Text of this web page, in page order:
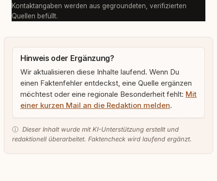
Kontaktangaben werden aus gegroundeten, verifizierten
Quellen befüllt.
Hinweis oder Ergänzung?
Wir aktualisieren diese Inhalte laufend. Wenn Du
einen Faktenfehler entdeckst, eine Quelle ergänzen
möchtest oder eine regionale Besonderheit fehlt: Mit
einer kurzen Mail an die Redaktion melden.
ⓘ Dieser Inhalt wurde mit KI-Unterstützung erstellt und
redaktionell überarbeitet. Faktencheck wird laufend ergänzt.